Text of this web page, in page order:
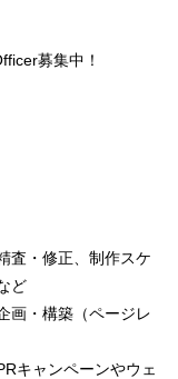
募集中！
査・修正、制作スケ
ど
画・構築（ページレ
キャンペーンやウェ